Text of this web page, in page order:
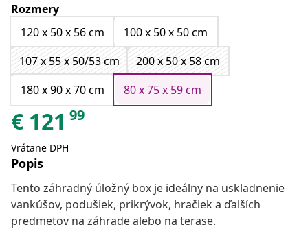
Rozmery
120 x 50 x 56 cm
100 x 50 x 50 cm
107 x 55 x 50/53 cm
200 x 50 x 58 cm
180 x 90 x 70 cm
80 x 75 x 59 cm
€ 121 99
Vrátane DPH
Popis
Tento záhradný úložný box je ideálny na uskladnenie
vankúšov, podušiek, prikrývok, hračiek a ďalších
predmetov na záhrade alebo na terase.